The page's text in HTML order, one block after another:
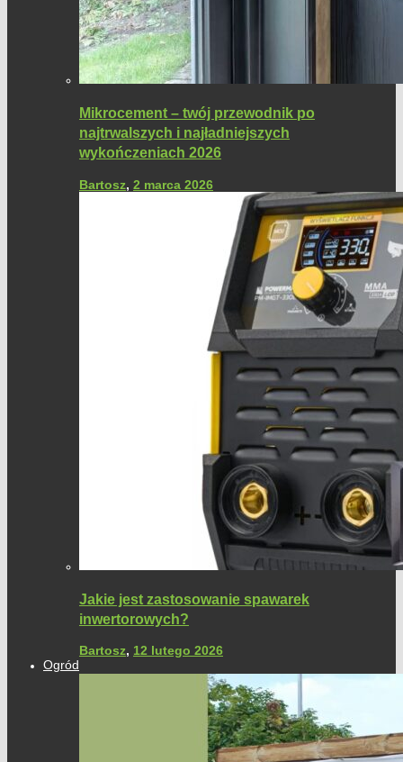
Mikrocement – twój przewodnik po
najtrwalszych i najładniejszych
wykończeniach 2026
Bartosz, 2 marca 2026
Jakie jest zastosowanie spawarek
inwertorowych?
Bartosz, 12 lutego 2026
Ogród